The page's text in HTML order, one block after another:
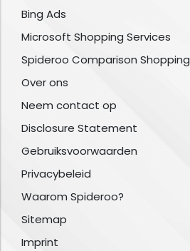
Bing Ads
Microsoft Shopping Services
Spideroo Comparison Shopping
Over ons
Neem contact op
Disclosure Statement
Gebruiksvoorwaarden
Privacybeleid
Waarom Spideroo?
Sitemap
Imprint